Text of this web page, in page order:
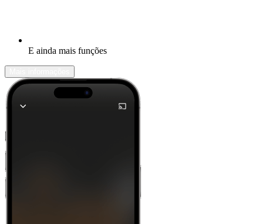
E ainda mais funções